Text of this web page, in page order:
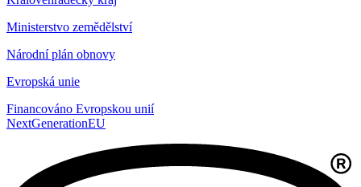
Ministerstvo zemědělství
Národní plán obnovy
Evropská unie
Financováno Evropskou unií
NextGenerationEU